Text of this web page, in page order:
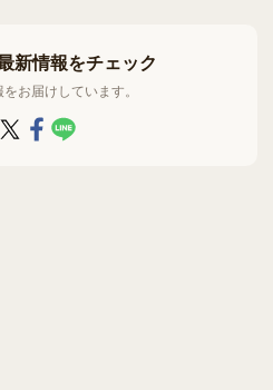
新情報をチェック
お届けしています。